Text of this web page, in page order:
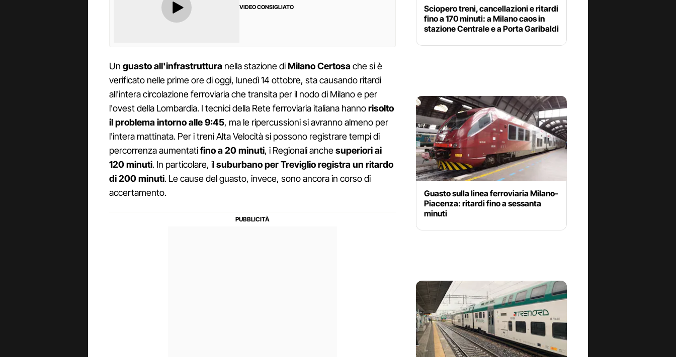
VIDEO CONSIGLIATO
Un guasto all'infrastruttura nella stazione diMilano Certosache si è
verificato nelle prime ore di oggi, lunedì 14 ottobre, sta causando ritardi
all'intera circolazione ferroviaria che transita per il nodo di Milano e per
l'ovest della Lombardia. I tecnici della Rete ferroviaria italiana hannorisolto
il problema intorno alle 9:45, ma le ripercussioni si avranno almeno per
l'intera mattinata. Per i treni Alta Velocità si possono registrare tempi di
percorrenza aumentatifino a 20 minuti, i Regionali anchesuperiori ai
120 minuti. In particolare, ilsuburbano per Treviglio registra un ritardo
di 200 minuti. Le cause del guasto, invece, sono ancora in corso di
accertamento.
Sciopero treni, cancellazioni e ritardi
fino a 170 minuti: a Milano caos in
stazione Centrale e a Porta Garibaldi
Guasto sulla linea ferroviaria Milano-
Piacenza: ritardi fino a sessanta
minuti